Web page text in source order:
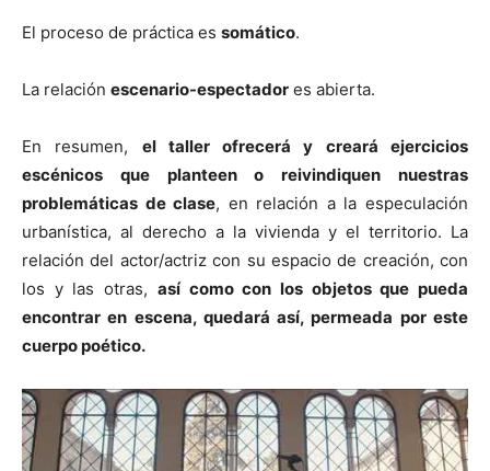
El proceso de práctica es somático.
La relación escenario-espectador es abierta.
En resumen, el taller ofrecerá y creará ejercicios
escénicos que planteen o reivindiquen nuestras
problemáticas de clase, en relación a la especulación
urbanística, al derecho a la vivienda y el territorio. La
relación del actor/actriz con su espacio de creación, con
los y las otras, así como con los objetos que pueda
encontrar en escena, quedará así, permeada por este
cuerpo poético.